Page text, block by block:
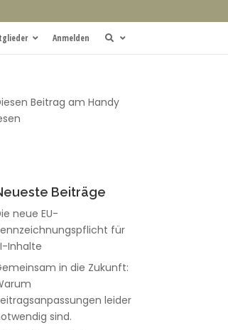
Anmelden
Beitrag am Handy
Beiträge
neue EU-
für
Inhalte
in die Zukunft:
leider
sind.